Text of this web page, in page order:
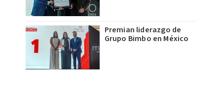
Premian liderazgo de
Grupo Bimbo en México